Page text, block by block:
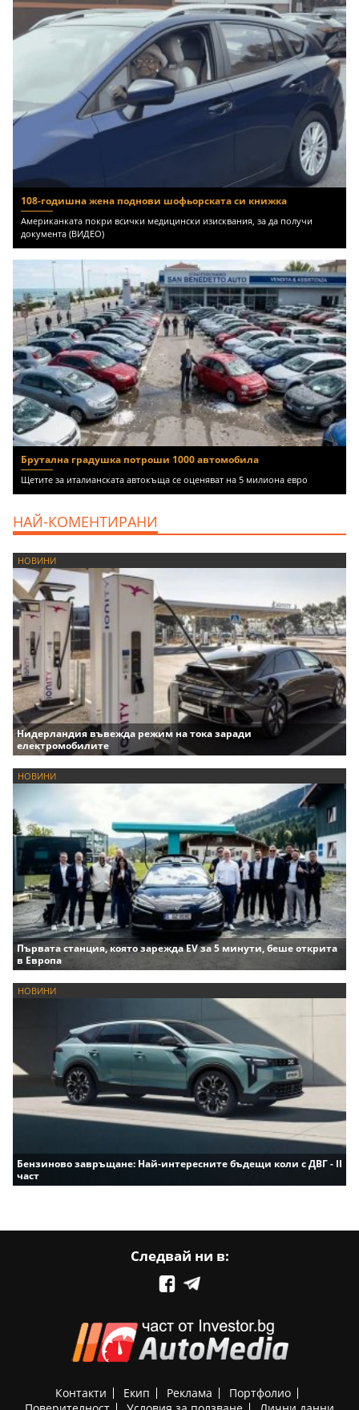
108-годишна жена поднови шофьорската си книжка
Американката покри всички медицински изисквания, за да получи
документа (ВИДЕО)
Брутална градушка потроши 1000 автомобила
Щетите за италианската автокъща се оценяват на 5 милиона евро
НАЙ-КОМЕНТИРАНИ
НОВИНИ
Нидерландия въвежда режим на тока заради
електромобилите
НОВИНИ
Първата станция, която зарежда EV за 5 минути, беше открита
в Европа
НОВИНИ
Бензиново завръщане: Най-интересните бъдещи коли с ДВГ - II
част
Следвай ни в:
Контакти Екип Реклама
Портфолио